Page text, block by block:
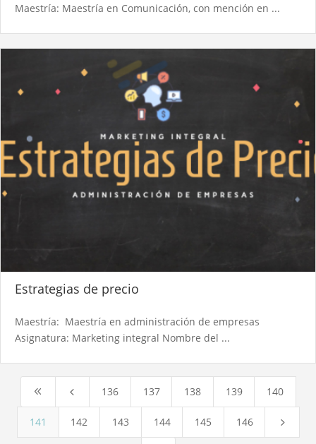
Maestría: Maestría en Comunicación, con mención en ...
Estrategias de precio
Maestría: Maestría en administración de empresas
Asignatura: Marketing integral Nombre del ...
8 4 136 137 138 139 140
141 142 143 144 145 146 5